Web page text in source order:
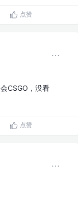
点赞
CSGO，没看
点赞